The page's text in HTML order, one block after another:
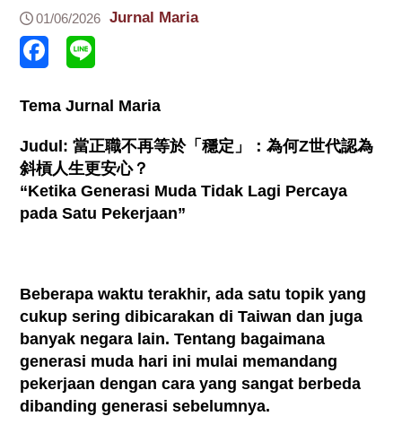
01/06/2026 Jurnal Maria
Tema Jurnal Maria
Judul: 當正職不再等於「穩定」：為何Z世代認為
斜槓人生更安心？
“Ketika Generasi Muda Tidak Lagi Percaya
pada Satu Pekerjaan”
Beberapa waktu terakhir, ada satu topik yang
cukup sering dibicarakan di Taiwan dan juga
banyak negara lain. Tentang bagaimana
generasi muda hari ini mulai memandang
pekerjaan dengan cara yang sangat berbeda
dibanding generasi sebelumnya.